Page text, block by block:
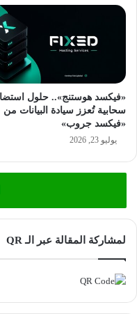
«فيكسد هوستنج».. حلول
سحابية تُعزز سيادة البيانات من
«فيكسد جروب»
يوليو 23, 2026
لمشاركة المقالة عبر الـ QR